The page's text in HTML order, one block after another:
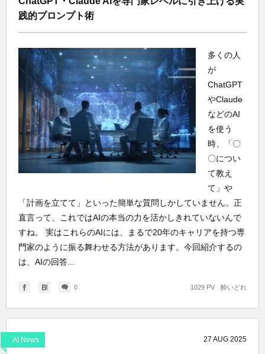
践的プロンプト術
多くの人
が
ChatGPT
やClaude
などのAI
を使う
時、「〇
〇につい
て教え
て」や
「計画を立てて」といった簡単な質問しかしていません。正
直言って、これではAIの本当の力を活かしきれていないんで
すね。 実はこれらのAIには、まるで20年のキャリアを持つ専
門家のように振る舞わせる方法があります。今回紹介するの
は、AIの回答...
0 酔いどれ
1029 PV
AI News 27 AUG 2025